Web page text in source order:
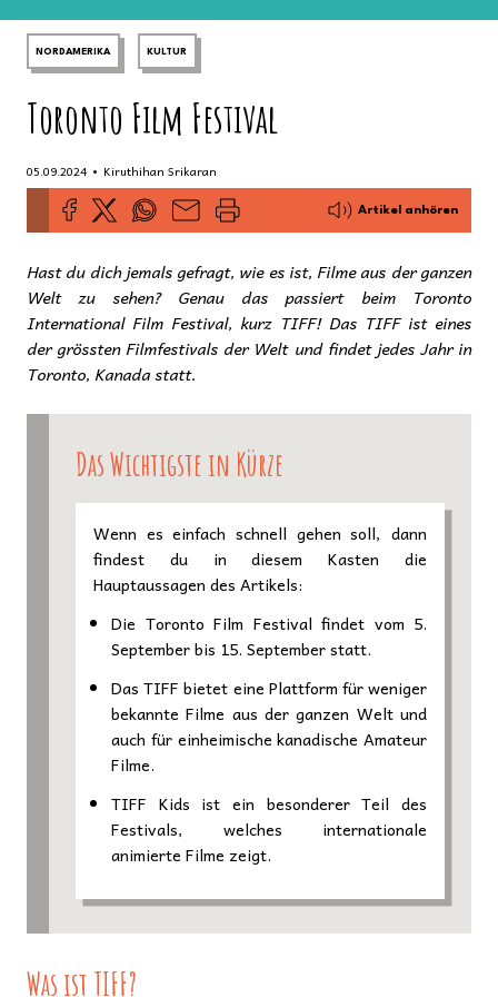
NORDAMERIKA KULTUR
Toronto Film Festival
05.09.2024 • Kiruthihan Srikaran
Artikel anhören
Hast du dich jemals gefragt, wie es ist, Filme aus der ganzen
Welt zu sehen? Genau das passiert beim Toronto
International Film Festival, kurz TIFF! Das TIFF ist eines
der grössten Filmfestivals der Welt und findet jedes Jahr in
Toronto, Kanada statt.
Das Wichtigste in Kürze
Wenn es einfach schnell gehen soll, dann
findest du in diesem Kasten die
Hauptaussagen des Artikels:
Die Toronto Film Festival findet vom 5.
September bis 15. September statt.
Das TIFF bietet eine Plattform für weniger
bekannte Filme aus der ganzen Welt und
auch für einheimische kanadische Amateur
Filme.
TIFF Kids ist ein besonderer Teil des
Festivals, welches internationale
animierte Filme zeigt.
Was ist TIFF?